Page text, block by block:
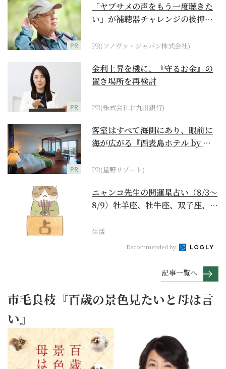
PR
「ヤブサメの声をもう一度聴きた
い」が補聴器チャレンジの後押し
PR(ソノヴァ・ジャパン株式会社)
PR
金利上昇を機に、『守るお金』の
置き場所を再検討
PR(株式会社北九州銀行)
PR
客室はすべて海側にあり、眼前に
海が広がる『西表島ホテル by 星
PR(星野リゾート)
ニャンコ先生の開運星占い（8/3～
8/9）牡羊座、牡牛座、双子座、蟹
生活
Recommended by
記事一覧へ
市毛良枝『百歳の景色見たいと母は言
い』